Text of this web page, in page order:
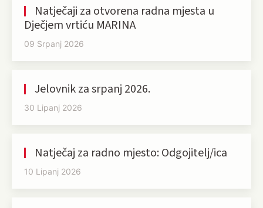
Natječaji za otvorena radna mjesta u
Dječjem vrtiću MARINA
09 Srpanj 2026
Jelovnik za srpanj 2026.
30 Lipanj 2026
Natječaj za radno mjesto: Odgojitelj/ica
10 Lipanj 2026